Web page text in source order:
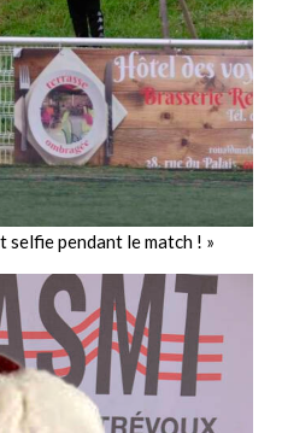
selfie pendant le match ! »